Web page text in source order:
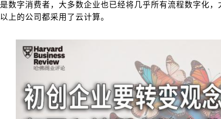
是数字消费者，大多数企业也已经将几乎所有流程数字化
以上的公司都采用了云计算。